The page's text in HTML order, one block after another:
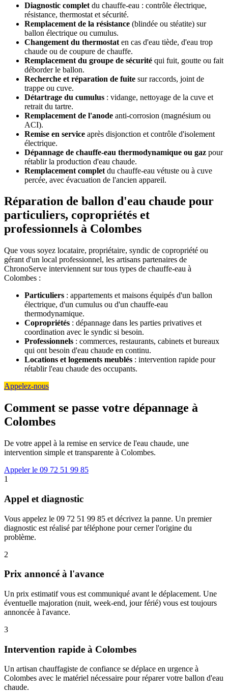
Diagnostic complet du chauffe-eau : contrôle électrique,
résistance, thermostat et sécurité.
Remplacement de la résistance (blindée ou stéatite) sur
ballon électrique ou cumulus.
Changement du thermostat en cas d'eau tiède, d'eau trop
chaude ou de coupure de chauffe.
Remplacement du groupe de sécurité qui fuit, goutte ou fait
déborder le ballon.
Recherche et réparation de fuite sur raccords, joint de
trappe ou cuve.
Détartrage du cumulus : vidange, nettoyage de la cuve et
retrait du tartre.
Remplacement de l'anode anti-corrosion (magnésium ou
ACI).
Remise en service après disjonction et contrôle d'isolement
électrique.
Dépannage de chauffe-eau thermodynamique ou gaz pour
rétablir la production d'eau chaude.
Remplacement complet du chauffe-eau vétuste ou à cuve
percée, avec évacuation de l'ancien appareil.
Réparation de ballon d'eau chaude pour
particuliers, copropriétés et
professionnels à Colombes
Que vous soyez locataire, propriétaire, syndic de copropriété ou
gérant d'un local professionnel, les artisans partenaires de
ChronoServe interviennent sur tous types de chauffe-eau à
Colombes :
Particuliers : appartements et maisons équipés d'un ballon
électrique, d'un cumulus ou d'un chauffe-eau
thermodynamique.
Copropriétés : dépannage dans les parties privatives et
coordination avec le syndic si besoin.
Professionnels : commerces, restaurants, cabinets et bureaux
qui ont besoin d'eau chaude en continu.
Locations et logements meublés : intervention rapide pour
rétablir l'eau chaude des occupants.
Appelez-nous
Comment se passe votre dépannage à
Colombes
De votre appel à la remise en service de l'eau chaude, une
intervention simple et transparente à Colombes.
Appeler le 09 72 51 99 85
1
Appel et diagnostic
Vous appelez le 09 72 51 99 85 et décrivez la panne. Un premier
diagnostic est réalisé par téléphone pour cerner l'origine du
problème.
2
Prix annoncé à l'avance
Un prix estimatif vous est communiqué avant le déplacement. Une
éventuelle majoration (nuit, week-end, jour férié) vous est toujours
annoncée à l'avance.
3
Intervention rapide à Colombes
Un artisan chauffagiste de confiance se déplace en urgence à
Colombes avec le matériel nécessaire pour réparer votre ballon d'eau
chaude.